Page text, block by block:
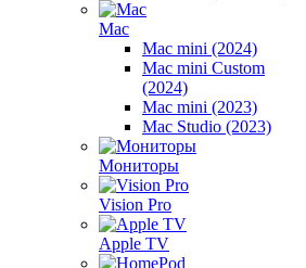
Mac
Mac mini (2024)
Mac mini Custom
(2024)
Mac mini (2023)
Mac Studio (2023)
Мониторы
Vision Pro
Apple TV